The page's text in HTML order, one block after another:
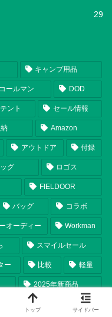
29
キャンプ用品
コールマン DOD
テント セール情報
Amazon
アウトドア 付録
グ ロゴス
FIELDOOR
バッグ コラボ
オーディー Workman
スマイルセール
ー 比較 軽量
2025年新商品
2026年新商品
トップ サイドバー